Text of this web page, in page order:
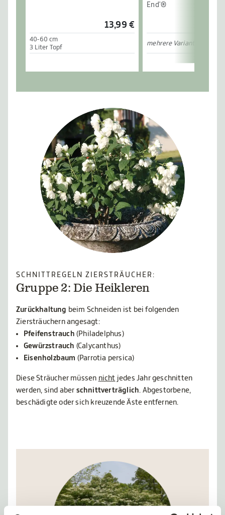
13,99 €
40-60 cm
3 Liter Topf
End'®
mehrere Varianten
SCHNITTREGELN ZIERSTRÄUCHER:
Gruppe 2: Die Heikleren
Zurückhaltung beim Schneiden ist bei folgenden
Ziersträuchern angesagt:
Pfeifenstrauch (Philadelphus)
Gewürzstrauch (Calycanthus)
Eisenholzbaum (Parrotia persica)
Diese Sträucher müssen nicht jedes Jahr geschnitten
werden, sind aber schnittverträglich. Abgestorbene,
beschädigte oder sich kreuzende Äste entfernen.